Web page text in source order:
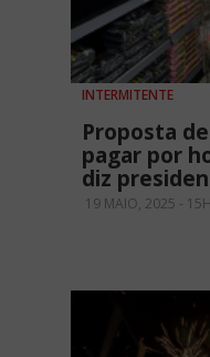
INTERMITENTE
Proposta
pagar por
diz
19 MAIO, 2025 -